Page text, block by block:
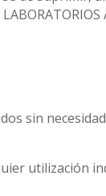
sin
utilización